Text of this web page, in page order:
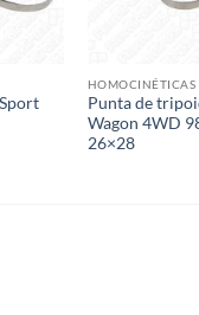
HOMOCINÉTICAS
Punta de
Wagon 4WD
26×28